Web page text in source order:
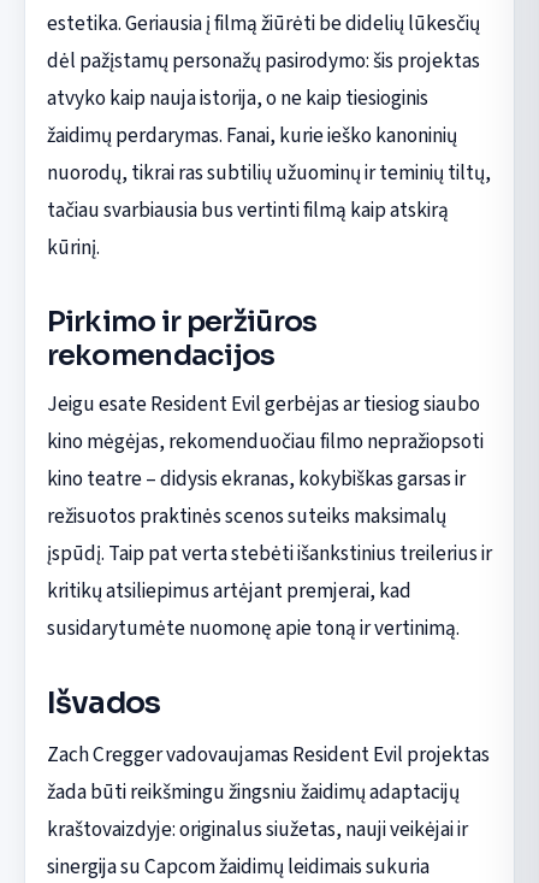
estetika. Geriausia į filmą žiūrėti be didelių lūkesčių
dėl pažįstamų personažų pasirodymo: šis projektas
atvyko kaip nauja istorija, o ne kaip tiesioginis
žaidimų perdarymas. Fanai, kurie ieško kanoninių
nuorodų, tikrai ras subtilių užuominų ir teminių tiltų,
tačiau svarbiausia bus vertinti filmą kaip atskirą
kūrinį.
Pirkimo ir peržiūros
rekomendacijos
Jeigu esate Resident Evil gerbėjas ar tiesiog siaubo
kino mėgėjas, rekomenduočiau filmo nepražiopsoti
kino teatre – didysis ekranas, kokybiškas garsas ir
režisuotos praktinės scenos suteiks maksimalų
įspūdį. Taip pat verta stebėti išankstinius treilerius ir
kritikų atsiliepimus artėjant premjerai, kad
susidarytumėte nuomonę apie toną ir vertinimą.
Išvados
Zach Cregger vadovaujamas Resident Evil projektas
žada būti reikšmingu žingsniu žaidimų adaptacijų
kraštovaizdyje: originalus siužetas, nauji veikėjai ir
sinergija su Capcom žaidimų leidimais sukuria